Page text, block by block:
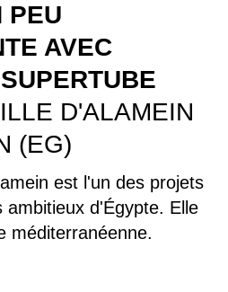
PEU
AVEC
D'ALAMEIN
(EG)
est l'un des projets
ambitieux d'Égypte. Elle
méditerranéenne.